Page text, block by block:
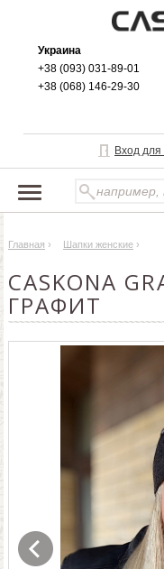
Украина
+38 (093) 031-89-01
+38 (068) 146-29-30
Вход для
О БРЕНДЕ
ДОСТАВКА И ОПЛАТА
ОПТОВЫМ КЛИЕНТАМ
Главная › Шапки женские ›
CASKONA
ГРАФИТ